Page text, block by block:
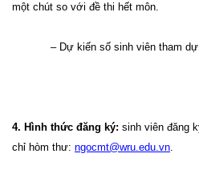
một chút so với đề thi hết môn.
– Dự kiến số sinh viên tham
4. Hình thức đăng ký: sinh viên đăng
chỉ hòm thư: ngocmt@wru.edu.vn.